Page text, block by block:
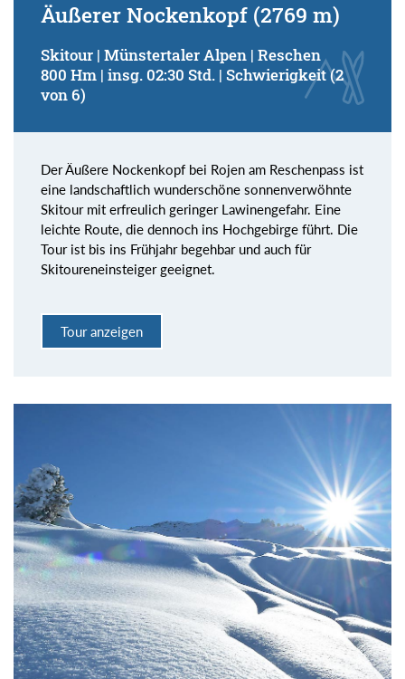
Äußerer Nockenkopf (2769 m)
Skitour | Münstertaler Alpen | Reschen
800 Hm | insg. 02:30 Std. | Schwierigkeit (2
von 6)
Der Äußere Nockenkopf bei Rojen am Reschenpass ist
eine landschaftlich wunderschöne sonnenverwöhnte
Skitour mit erfreulich geringer Lawinengefahr. Eine
leichte Route, die dennoch ins Hochgebirge führt. Die
Tour ist bis ins Frühjahr begehbar und auch für
Skitoureneinsteiger geeignet.
Tour anzeigen